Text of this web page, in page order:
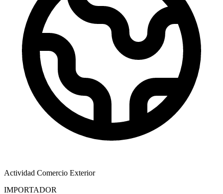
Actividad Comercio Exterior
IMPORTADOR